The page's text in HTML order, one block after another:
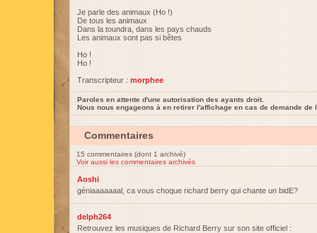
Je parle des animaux (Ho !)
De tous les animaux
Dans la toundra, dans les pays chauds
Les animaux sont pas si bêtes
Ho !
Ho !
Transcripteur : morphee
Paroles en attente d'une autorisation des ayants droit.
Nous nous engageons à en retirer l'affichage en cas de demande de
Commentaires
15 commentaires (dont 1 archivé)
Voir aussi les commentaires archivés
Aoshi
géniaaaaaaal, ca vous choque richard berry qui chante un bidE?
delph264
Retrouvez les musiques de Richard Berry sur son site officiel :